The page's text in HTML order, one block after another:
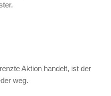
Aktion handelt, ist der
weg.